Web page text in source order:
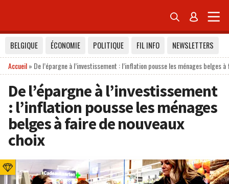
 
BELGIQUE ÉCONOMIE POLITIQUE FIL INFO
NEWSLETTERS
Accueil» De l’épargne à l’investissement : l’inflation pousse les ménages belges
De l’épargne à l’investissement
: l’inflation pousse les ménages
belges à faire de nouveaux
choix